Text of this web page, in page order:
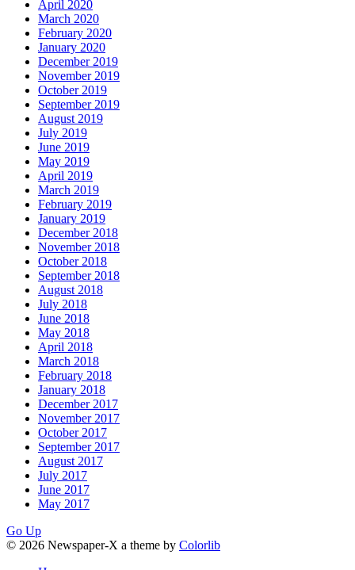
April 2020
March 2020
February 2020
January 2020
December 2019
November 2019
October 2019
September 2019
August 2019
July 2019
June 2019
May 2019
April 2019
March 2019
February 2019
January 2019
December 2018
November 2018
October 2018
September 2018
August 2018
July 2018
June 2018
May 2018
April 2018
March 2018
February 2018
January 2018
December 2017
November 2017
October 2017
September 2017
August 2017
July 2017
June 2017
May 2017
Go Up
© 2026 Newspaper-X a theme by Colorlib